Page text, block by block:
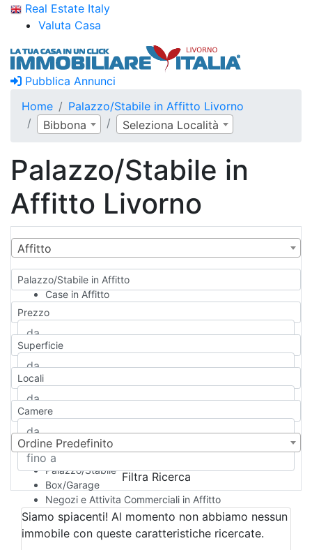
Real Estate Italy
Valuta Casa
Pubblica Annunci
Home
Palazzo/Stabile in Affitto Livorno
Bibbona
Seleziona Località
Palazzo/Stabile in
Affitto Livorno
Affitto
Palazzo/Stabile in Affitto
Case in Affitto
Qualsiasi
Appartamento
Casa indipendente
Casa Semi-indipendente
Attico/Mansarda
Rustico/Casale
Camera d'Albergo
Multiproprietà
Palazzo/Stabile
Box/Garage
Negozi e Attivita Commerciali in Affitto
Qualsiasi
Attività/Licenza Commerciale
Azienda Agricola
Prezzo
Superficie
Locali
Camere
Ordine Predefinito
Filtra Ricerca
Siamo spiacenti! Al momento non abbiamo nessun
immobile con queste caratteristiche ricercate.